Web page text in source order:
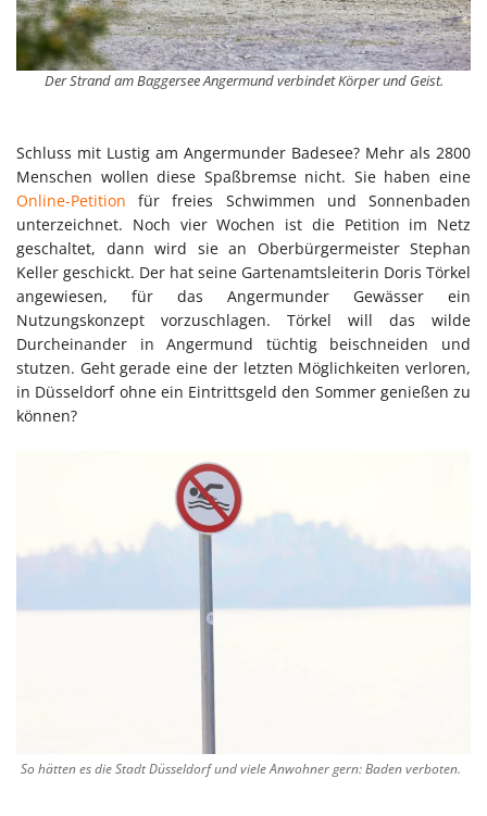
Der Strand am Baggersee Angermund verbindet Körper und Geist.
Schluss mit Lustig am Angermunder Badesee? Mehr als 2800
Menschen wollen diese Spaßbremse nicht. Sie haben eine
Online-Petition für freies Schwimmen und Sonnenbaden
unterzeichnet. Noch vier Wochen ist die Petition im Netz
geschaltet, dann wird sie an Oberbürgermeister Stephan
Keller geschickt. Der hat seine Gartenamtsleiterin Doris Törkel
angewiesen, für das Angermunder Gewässer ein
Nutzungskonzept vorzuschlagen. Törkel will das wilde
Durcheinander in Angermund tüchtig beischneiden und
stutzen. Geht gerade eine der letzten Möglichkeiten verloren,
in Düsseldorf ohne ein Eintrittsgeld den Sommer genießen zu
können?
So hätten es die Stadt Düsseldorf und viele Anwohner gern: Baden verboten.